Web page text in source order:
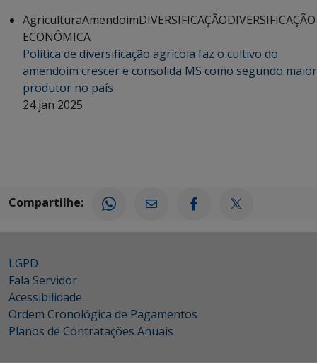
AgriculturaAmendoimDIVERSIFICAÇÃODIVERSIFICAÇÃO
ECONÔMICA
Política de diversificação agrícola faz o cultivo do
amendoim crescer e consolida MS como segundo maior
produtor no país
24 jan 2025
Compartilhe:
LGPD
Fala Servidor
Acessibilidade
Ordem Cronológica de Pagamentos
Planos de Contratações Anuais